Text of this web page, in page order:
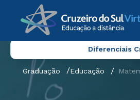
Diferenciais
Graduação Educação